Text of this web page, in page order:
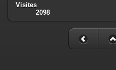
Visites
2098